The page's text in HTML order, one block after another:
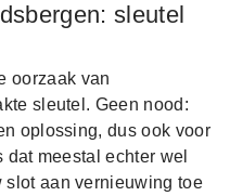
sleutel
oorzaak van
sleutel. Geen nood:
oplossing, dus ook voor
meestal echter wel
slot aan vernieuwing toe